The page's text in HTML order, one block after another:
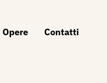
Opere Contatti